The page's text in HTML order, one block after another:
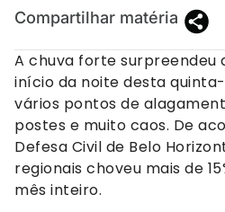
Compartilhar matéria
A chuva forte surpreendeu
início da noite desta
vários pontos de
postes e muito caos. De
Defesa Civil de Belo
regionais choveu mais de
mês inteiro.